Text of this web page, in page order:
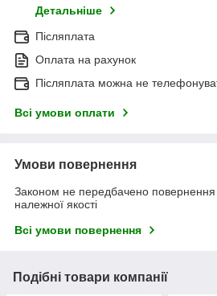
Детальніше
Післяплата
Оплата на рахунок
Післяплата можна не
Всі умови оплати
Умови повернення
Законом не передбачено повернення
належної якості
Всі умови повернення
Подібні товари компанії